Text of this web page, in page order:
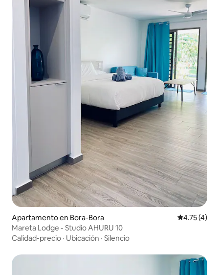
Apartamento en Bora-Bora Calificación
4.75 (4)
Mareta Lodge - Studio AHURU 10
Calidad-precio · Ubicación · Silencio